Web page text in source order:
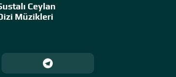
Ceylan
Müzikleri